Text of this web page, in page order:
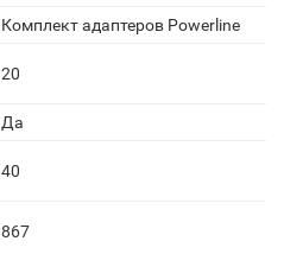
Комплект адаптеров Powerline
20
Да
40
867